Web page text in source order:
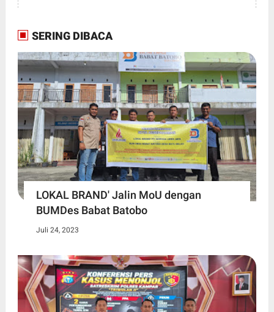
SERING DIBACA
LOKAL BRAND' Jalin MoU dengan
BUMDes Babat Batobo
Juli 24, 2023